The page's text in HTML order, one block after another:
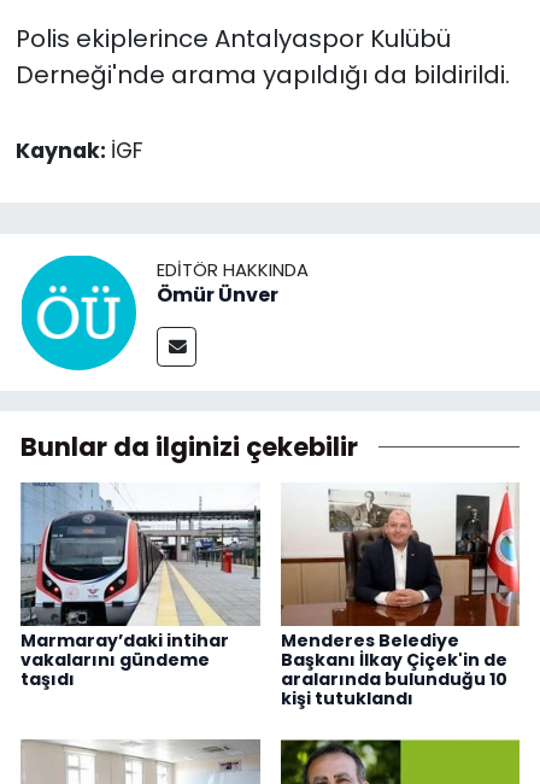
Polis ekiplerince Antalyaspor Kulübü
Derneği'nde arama yapıldığı da bildirildi.
Kaynak: İGF
EDITÖR HAKKINDA
Ömür Ünver
Bunlar da ilginizi çekebilir
Marmaray’daki intihar
vakalarını gündeme
taşıdı
Menderes Belediye
Başkanı İlkay Çiçek'in de
aralarında bulunduğu 10
kişi tutuklandı